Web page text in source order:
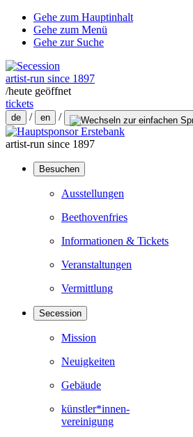
Gehe zum Hauptinhalt
Gehe zum Menü
Gehe zur Suche
artist-run since 1897
/heute geöffnet
tickets
de / en /
artist-run since 1897
Besuchen
Ausstellungen
Beethovenfries
Informationen & Tickets
Veranstaltungen
Vermittlung
Secession
Mission
Neuigkeiten
Gebäude
künstler*innen-
vereinigung